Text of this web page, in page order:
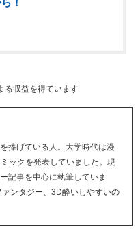
！
る収益を得ています
捧げている人。大学時代は漫
ックを発表していました。現
記事を中心に執筆していま
ンタジー、3D酔いしやすいの